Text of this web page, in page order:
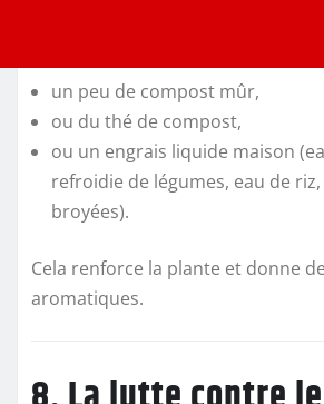
un peu de compost mûr,
ou du thé de compost,
ou un engrais liquide maison
refroidie de légumes, eau de
broyées).
Cela renforce la plante et donne
aromatiques.